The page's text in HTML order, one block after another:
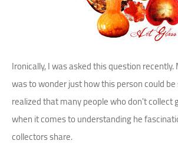
Ironically, I was asked this question
was to wonder just how this person could be
realized that many people who don't collect
when it comes to understanding he
collectors share.